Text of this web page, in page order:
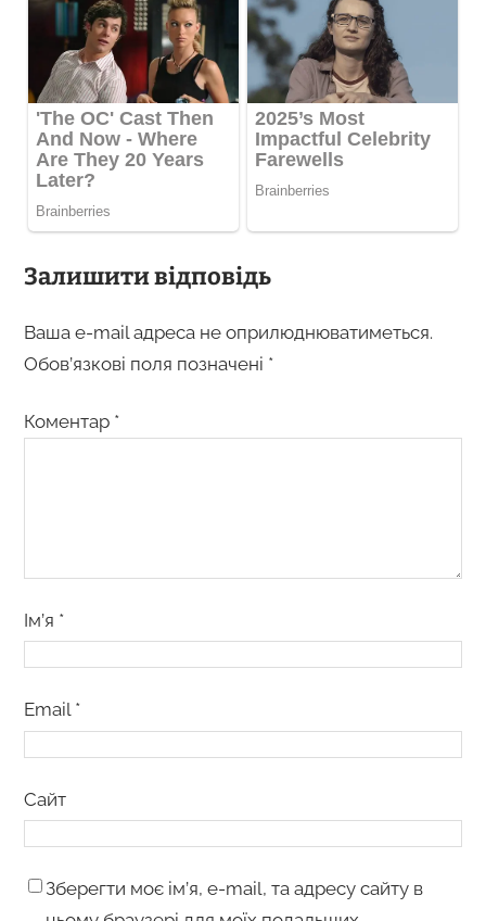
Залишити відповідь
Ваша e-mail адреса не оприлюднюватиметься.
Обов’язкові поля позначені *
Коментар *
Ім’я *
Email *
Сайт
Зберегти моє ім’я, e-mail, та адресу сайту в